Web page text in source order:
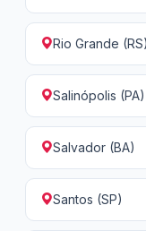
Rio Grande (RS)
Salinópolis (PA)
Salvador (BA)
Santos (SP)